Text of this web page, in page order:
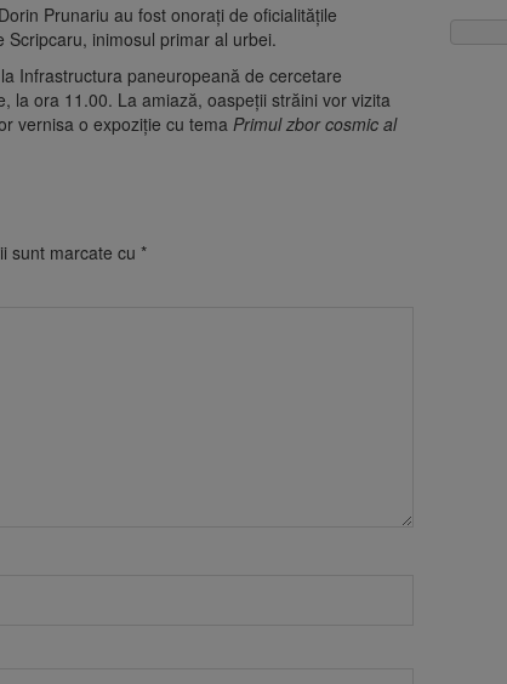
Prunariu au fost onorați de oficialitățile
inimosul primar al urbei.
Infrastructura paneuropeană de cercetare
la ora 11.00. La amiază, oaspeții străini vor vizita
vernisa o expoziție cu tema Primul zbor cosmic al
sunt marcate cu *